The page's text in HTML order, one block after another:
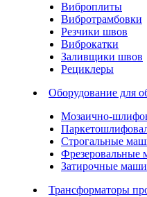
Виброплиты
Вибротрамбовки
Резчики швов
Виброкатки
Заливщики швов
Рециклеры
Оборудование для
Мозаично-
Строгальные
Фрезеровальные
Затирочные
Трансформаторы